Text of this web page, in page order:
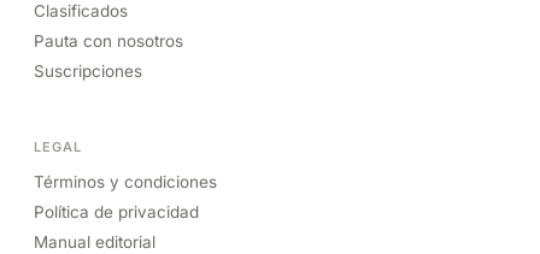
Clasificados
Pauta con nosotros
Suscripciones
LEGAL
Términos y condiciones
Política de privacidad
Manual editorial